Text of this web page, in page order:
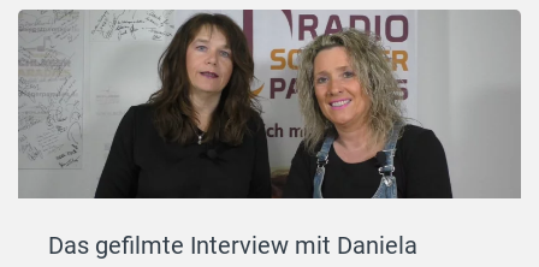
Das gefilmte Interview mit Daniela